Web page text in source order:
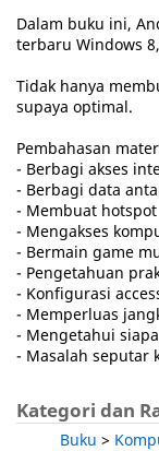
Dalam buku ini,
terbaru Windows
Tidak hanya
supaya optimal.
Pembahasan
- Berbagi akses
- Berbagi data
- Membuat hotspot
- Mengakses
- Bermain game
- Pengetahuan
- Konfigurasi
- Memperluas
- Mengetahui
- Masalah seputar
Kategori dan
Buku >